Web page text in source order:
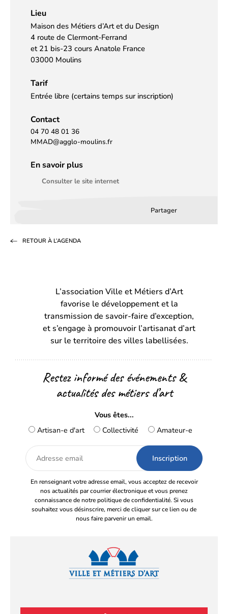
Lieu
Maison des Métiers d’Art et du Design
4 route de Clermont-Ferrand
et 21 bis-23 cours Anatole France
03000 Moulins
Tarif
Entrée libre (certains temps sur inscription)
Contact
04 70 48 01 36
MMAD@agglo-moulins.fr
En savoir plus
Consulter le site internet
Partager
un
onglet)onglet)
RETOUR À L’AGENDA
L’association Ville et Métiers d’Art
favorise le développement et la
transmission de savoir-faire d’exception,
et s’engage à promouvoir l’artisanat d’art
sur le territoire des villes labellisées.
Restez informé des événements &
actualités des métiers d’art
Vous êtes...
Artisan-e d'art
Collectivité Amateur-e
Adresse
email
En renseignant votre adresse email, vous acceptez de recevoir
nos actualités par courrier électronique et vous prenez
connaissance de notre politique de confidentialité. Si vous
souhaitez vous désinscrire, merci de cliquer sur ce lien ou de
nous faire parvenir un email.
(s’ouvre
(s’ouvre
(s’ouvre
(s’ouvre